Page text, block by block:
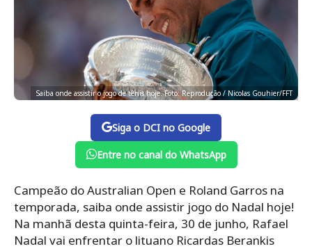
Saiba onde assistir o jogo de tênis hoje. Foto: Reprodução / Nicolas Gouhier/FFT
Siga o DCI no Google
Entre no canal do WhatsApp
Campeão do Australian Open e Roland Garros na
temporada, saiba onde assistir jogo do Nadal hoje!
Na manhã desta quinta-feira, 30 de junho, Rafael
Nadal vai enfrentar o lituano Ricardas Berankis